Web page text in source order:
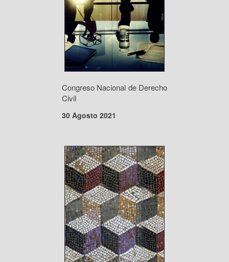
Congreso Nacional de Derecho
Civil
30 Agosto 2021